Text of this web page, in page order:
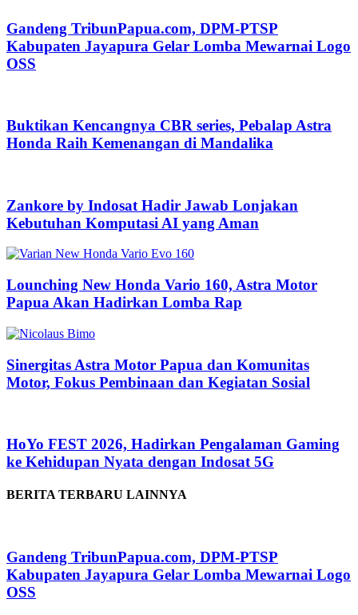
Gandeng TribunPapua.com, DPM-PTSP
Kabupaten Jayapura Gelar Lomba Mewarnai Logo
OSS
Buktikan Kencangnya CBR series, Pebalap Astra
Honda Raih Kemenangan di Mandalika
Zankore by Indosat Hadir Jawab Lonjakan
Kebutuhan Komputasi AI yang Aman
Lounching New Honda Vario 160, Astra Motor
Papua Akan Hadirkan Lomba Rap
Sinergitas Astra Motor Papua dan Komunitas
Motor, Fokus Pembinaan dan Kegiatan Sosial
HoYo FEST 2026, Hadirkan Pengalaman Gaming
ke Kehidupan Nyata dengan Indosat 5G
BERITA TERBARU LAINNYA
Gandeng TribunPapua.com, DPM-PTSP
Kabupaten Jayapura Gelar Lomba Mewarnai Logo
OSS